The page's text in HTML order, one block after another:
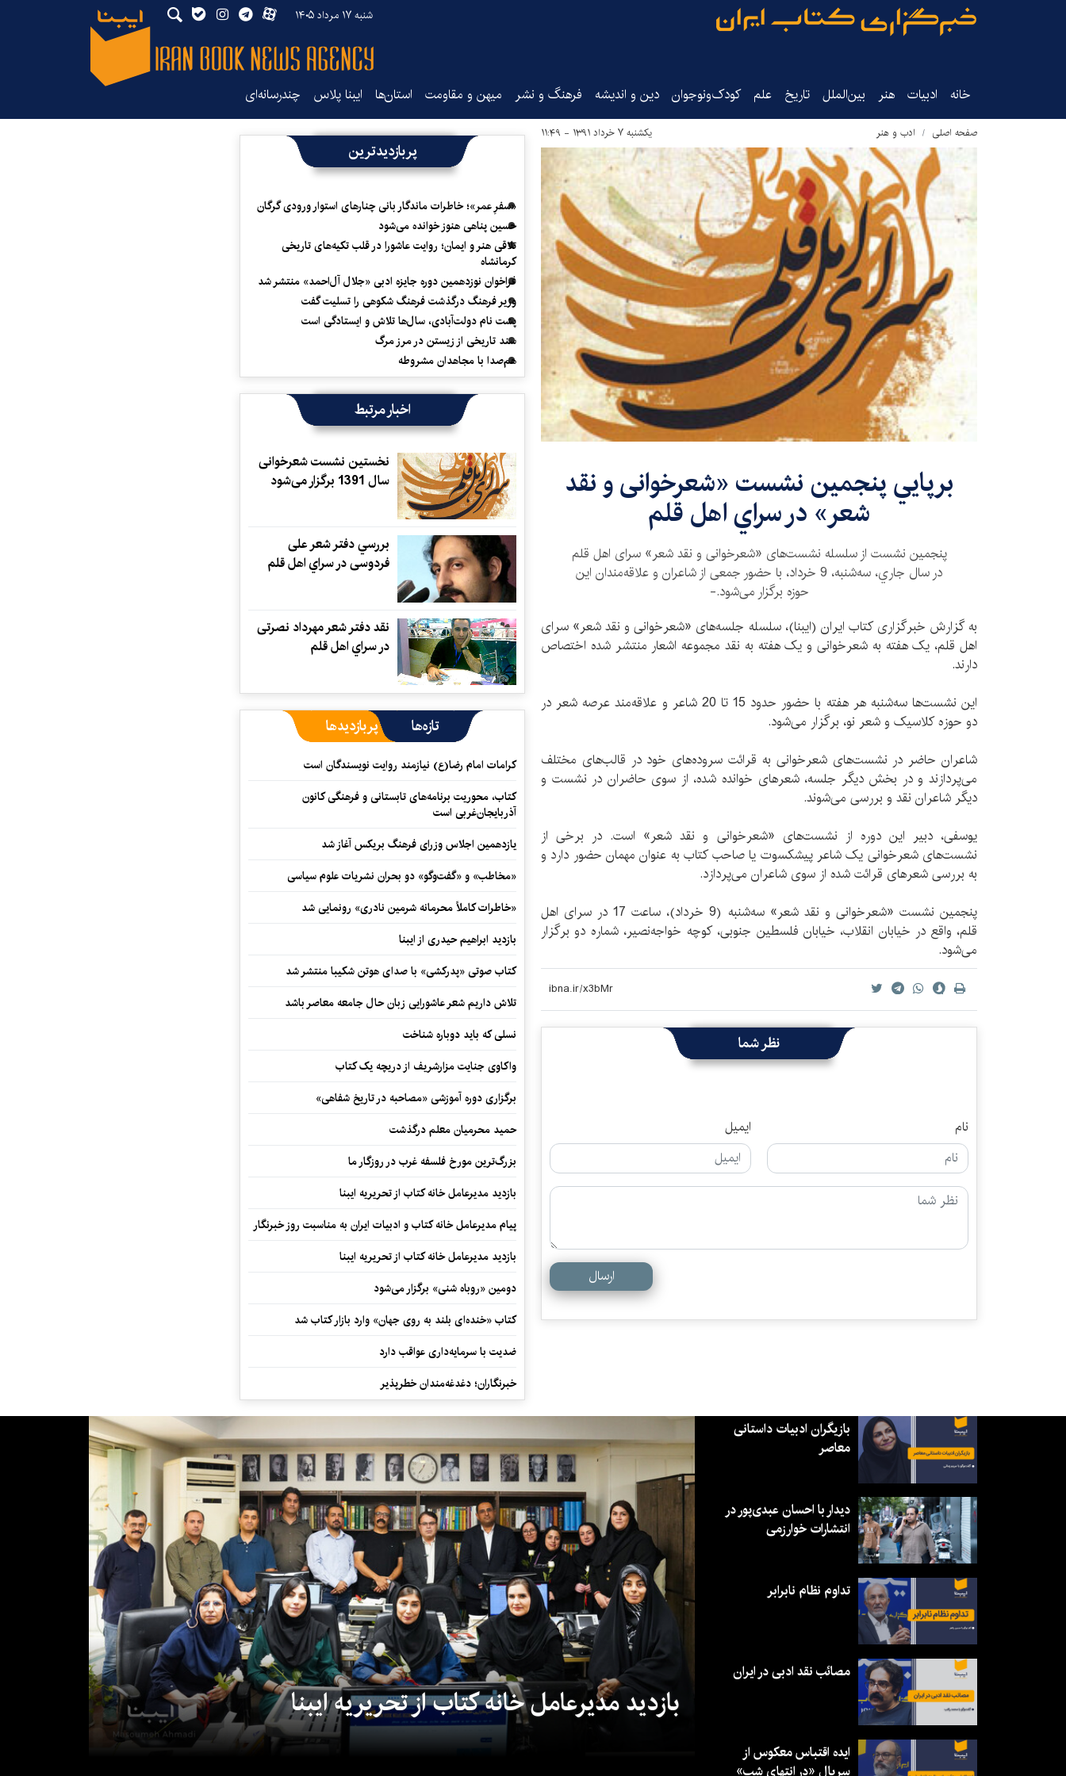
شنبه ۱۷ مرداد ۱۴۰۵
خانه ادبیات هنر بین‌الملل تاریخ‌ علم کودک‌ونوجوان دین و اندیشه فرهنگ و نشر میهن و مقاومت استان‌ها ایبنا پلاس چندرسانه‌ای
صفحه اصلی ادب و هنر یکشنبه ۷ خرداد ۱۳۹۱ - ۱۱:۴۹
برپايي پنجمین نشست «شعرخوانی و نقد
شعر» در سراي اهل قلم
پنجمین نشست از سلسله نشست‌‌های «شعرخوانی و نقد شعر» سرای اهل قلم
در سال جاري، سه‌‌شنبه، 9 خرداد، با حضور جمعی از شاعران و علاقه‌‌مندان این
حوزه برگزار می‌‌شود.-
به گزارش خبرگزاری کتاب ایران (ایبنا)، سلسله جلسه‌های «شعرخوانی و نقد شعر» سرای
اهل قلم، یک هفته به شعرخوانی و یک هفته به نقد مجموعه اشعار منتشر شده اختصاص
دارند.
این نشست‌ها سه‌‌شنبه هر هفته با حضور حدود 15 تا 20 شاعر و علاقه‌مند عرصه شعر در
دو حوزه کلاسیک و شعر نو، برگزار می‌شود.
شاعران حاضر در نشست‌های شعرخوانی به قرائت سروده‌‌های خود در قالب‌‌های مختلف
می‌‌پردازند و در بخش دیگر جلسه، شعرهای خوانده شده، از سوی حاضران در نشست و
دیگر شاعران نقد و بررسی می‌‌شوند.
یوسفی، دبیر این دوره از نشست‌های «شعرخوانی و نقد شعر» است. در برخی از
نشست‌های شعرخوانی یک شاعر پیشکسوت یا صاحب کتاب به عنوان مهمان حضور دارد و
به بررسی شعرهای قرائت شده از سوی شاعران می‌پردازد.
پنجمین نشست «شعرخوانی و نقد شعر» سه‌شنبه (9 خرداد)، ساعت 17 در سرای اهل
قلم، واقع در خیابان انقلاب، خیابان فلسطین جنوبی، کوچه خواجه‌نصیر، شماره دو برگزار
می‌شود.
نظر شما
نام ایمیل
ارسال
پربازدیدترین
«سفرِ عمر»؛ خاطرات ماندگار بانی چنارهای استوار ورودی گرگان
حسین پناهی هنوز خوانده می‌شود
تلاقی هنر و ایمان؛ روایت عاشورا در قلب تکیه‌های تاریخی
کرمانشاه
فراخوان نوزدهمین دوره جایزه ادبی «جلال آل‌احمد» منتشر شد
وزیر فرهنگ درگذشت فرهنگ شکوهی را تسلیت گفت
پشت نام دولت‌آبادی، سال‌ها تلاش و ایستادگی است
سند تاریخی از زیستن در مرز مرگ
هم‌صدا با مجاهدان مشروطه
اخبار مرتبط
نخستین نشست شعرخوانی
سال 1391 برگزار می‌‌شود
بررسي دفتر شعر علی
فردوسی در سراي اهل قلم
نقد دفتر شعر مهرداد نصرتی
در سراي اهل قلم
تازه‌ها پربازدیدها
کرامات امام رضا(ع) نیازمند روایت نویسندگان است
کتاب، محوریت برنامه‌های تابستانی و فرهنگی کانون
آذربایجان‌غربی است
یازدهمین اجلاس وزرای فرهنگ بریکس آغاز شد
«مخاطب» و «گفت‌وگو» دو بحران نشریات علوم سیاسی
«خاطرات کاملاً محرمانه شرمین نادری» رونمایی شد
بازدید ابراهیم حیدری از ایبنا
کتاب صوتی «پدرکشی» با صدای هوتن شکیبا منتشر شد
تلاش داریم شعر عاشورایی زبان حال جامعه معاصر باشد
نسلی که باید دوباره شناخت
واکاوی جنایت مزارشریف از دریچه یک کتاب
برگزاری دوره آموزشی «مصاحبه در تاریخ شفاهی»
حمید محرمیان معلم درگذشت
بزرگ‌ترین مورخ فلسفه غرب در روزگار ما
بازدید مدیرعامل خانه کتاب از تحریریه ایبنا
پیام مدیرعامل خانه کتاب و ادبیات ایران به مناسبت روز خبرنگار
بازدید مدیرعامل خانه کتاب از تحریریه ایبنا
دومین «روباه شنی» برگزار می‌شود
کتاب «خنده‌ای بلند به روی جهان» وارد بازار کتاب شد
ضدیت با سرمایه‌داری عواقب دارد
خبرنگاران؛ دغدغه‌مندان خطرپذیر
بازدید مدیرعامل خانه کتاب از تحریریه ایبنا
بازیگران ادبیات داستانی
معاصر
دیدار با احسان عبدی‌پور در
انتشارات خوارزمی
تداوم نظام نابرابر
مصائب نقد ادبی در ایران
ایده اقتباس معکوس از
سریال «در انتهای شب»